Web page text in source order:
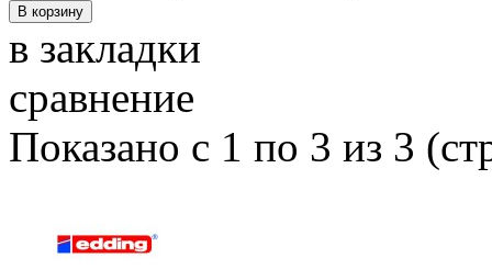
в закладки
сравнение
Показано с 1 по 3 из 3